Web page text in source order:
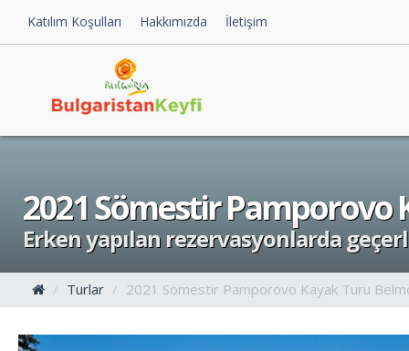
Katılım Koşulları Hakkımızda İletişim
2021 Sömestir Pamporovo
Erken yapılan rezervasyonlarda
Turlar 2021 Sömestir Pamporovo Kayak Turu